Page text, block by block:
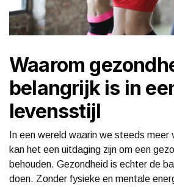
Waarom
belangrijk is in
levensstijl
In een wereld waarin we steeds meer
kan het een uitdaging zijn om een
behouden. Gezondheid is echter de
doen. Zonder fysieke en mentale